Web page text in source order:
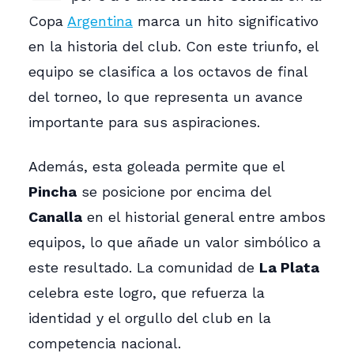
Copa Argentina marca un hito significativo
en la historia del club. Con este triunfo, el
equipo se clasifica a los octavos de final
del torneo, lo que representa un avance
importante para sus aspiraciones.
Además, esta goleada permite que el
Pincha se posicione por encima del
Canalla en el historial general entre ambos
equipos, lo que añade un valor simbólico a
este resultado. La comunidad de La Plata
celebra este logro, que refuerza la
identidad y el orgullo del club en la
competencia nacional.